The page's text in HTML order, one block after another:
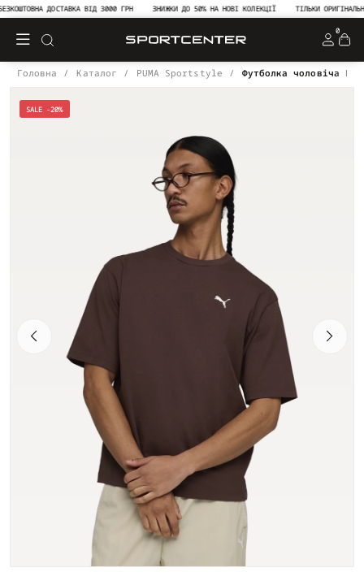
ДОСТАВКА ВІД 3000 ГРН ЗНИЖКИ ДО 50% НА НОВІ КОЛЕКЦІЇ ТІЛЬКИ ОРИГІНАЛЬНА
0
Головна Каталог PUMA Sportstyle Футболка чоловіча
SALE -20%